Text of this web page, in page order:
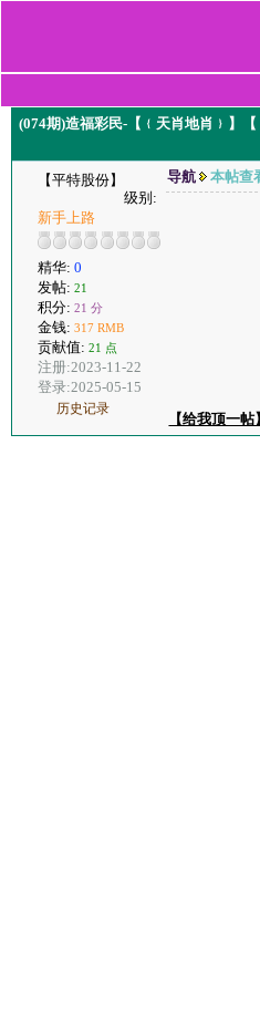
(074期)造福彩民-【﹛天肖地肖﹜】
【平特股份】
级别:
新手上路
精华: 0
发帖: 21
积分: 21 分
金钱: 317 RMB
贡献值: 21 点
注册:2023-11-22
登录:2025-05-15
历史记录
导航 本帖查
【给我顶一帖】